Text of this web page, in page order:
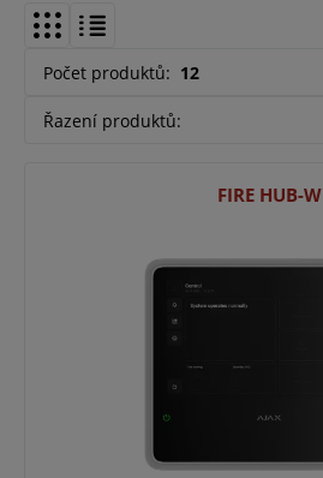
Počet produktů: 12
Řazení produktů:
FIRE HUB-W